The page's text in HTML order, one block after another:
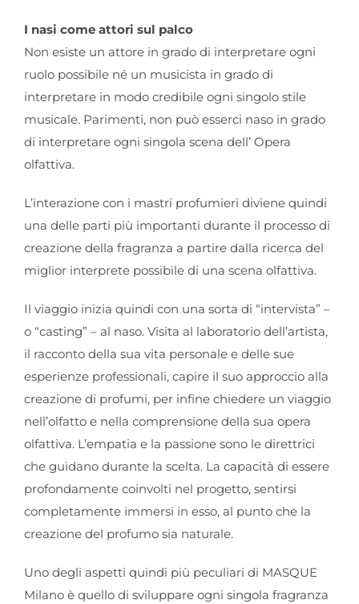
I nasi come attori sul palco
Non esiste un attore in grado di interpretare ogni
ruolo possibile né un musicista in grado di
interpretare in modo credibile ogni singolo stile
musicale. Parimenti, non può esserci naso in grado
di interpretare ogni singola scena dell’ Opera
olfattiva.
L’interazione con i mastri profumieri diviene quindi
una delle parti più importanti durante il processo di
creazione della fragranza a partire dalla ricerca del
miglior interprete possibile di una scena olfattiva.
Il viaggio inizia quindi con una sorta di “intervista” –
o “casting” – al naso. Visita al laboratorio dell’artista,
il racconto della sua vita personale e delle sue
esperienze professionali, capire il suo approccio alla
creazione di profumi, per infine chiedere un viaggio
nell’olfatto e nella comprensione della sua opera
olfattiva. L’empatia e la passione sono le direttrici
che guidano durante la scelta. La capacità di essere
profondamente coinvolti nel progetto, sentirsi
completamente immersi in esso, al punto che la
creazione del profumo sia naturale.
Uno degli aspetti quindi più peculiari di MASQUE
Milano è quello di sviluppare ogni singola fragranza